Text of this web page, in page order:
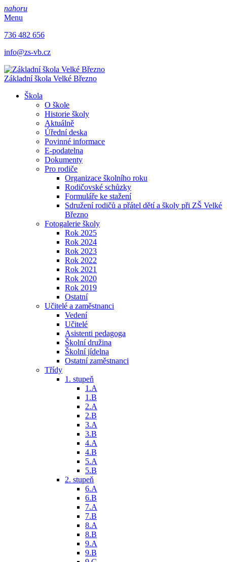
nahoru
Menu
736 482 656
info@zs-vb.cz
Základní škola Velké Březno
Škola
O škole
Historie školy
Aktuálně
Úřední deska
Povinné informace
E-podatelna
Dokumenty
Pro rodiče
Organizace školního roku
Rodičovské schůzky
Formuláře ke stažení
Sdružení rodičů a přátel dětí a školy při ZŠ Velké
Březno
Fotogalerie školy
Rok 2025
Rok 2024
Rok 2023
Rok 2022
Rok 2021
Rok 2020
Rok 2019
Ostatní
Učitelé a zaměstnanci
Vedení
Učitelé
Asistenti pedagoga
Školní družina
Školní jídelna
Ostatní zaměstnanci
Třídy
1. stupeň
1.A
1.B
2.A
2.B
3.A
3.B
4.A
4.B
5.A
5.B
2. stupeň
6.A
6.B
7.A
7.B
8.A
8.B
9.A
9.B